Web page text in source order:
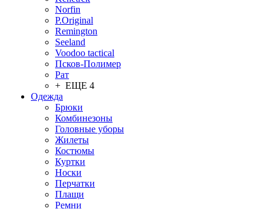
Norfin
P.Original
Remington
Seeland
Voodoo tactical
Псков-Полимер
Рат
+ ЕЩЕ 4
Одежда
Брюки
Комбинезоны
Головные уборы
Жилеты
Костюмы
Куртки
Носки
Перчатки
Плащи
Ремни